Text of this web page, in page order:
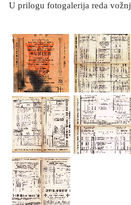
U prilogu fotogalerija reda